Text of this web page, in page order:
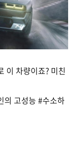
이 차량이죠? 미친
의 고성능 #수소하